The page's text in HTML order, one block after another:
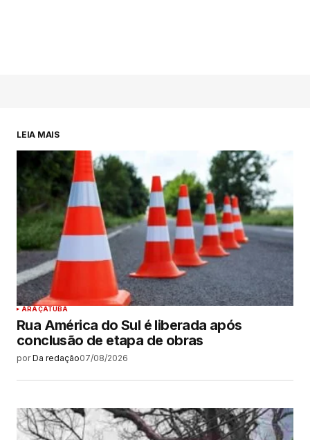
LEIA MAIS
ARAÇATUBA
Rua América do Sul é liberada após
conclusão de etapa de obras
por Da redação07/08/2026